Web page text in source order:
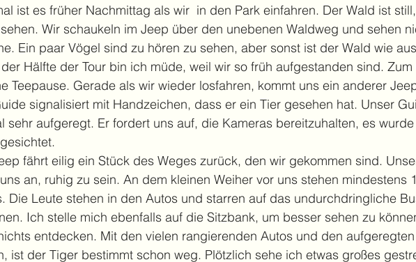
ist es früher Nachmittag als wir  in den Park einfahren. Der Wald ist
Wir schaukeln im Jeep über den unebenen Waldweg und sehen
Ein paar Vögel sind zu hören zu sehen, aber sonst ist der Wald wie
Hälfte der Tour bin ich müde, weil wir so früh aufgestanden sind.
Teepause. Gerade als wir wieder losfahren, kommt uns ein anderer
signalisiert mit Handzeichen, dass er ein Tier gesehen hat. Unser
sehr aufgeregt. Er fordert uns auf, die Kameras bereitzuhalten, es
fährt eilig ein Stück des Weges zurück, den wir gekommen sind.
an, ruhig zu sein. An dem kleinen Weiher vor uns stehen mindestens
Die Leute stehen in den Autos und starren auf das undurchdringliche
Ich stelle mich ebenfalls auf die Sitzbank, um besser sehen zu
entdecken. Mit den vielen rangierenden Autos und den
ist der Tiger bestimmt schon weg. Plötzlich sehe ich etwas großes